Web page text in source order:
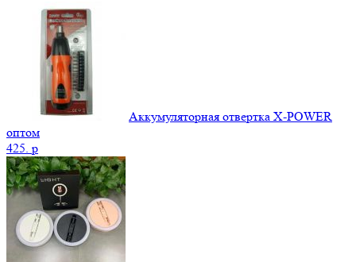
Аккумуляторная отвертка X-POWER
оптом
425. p